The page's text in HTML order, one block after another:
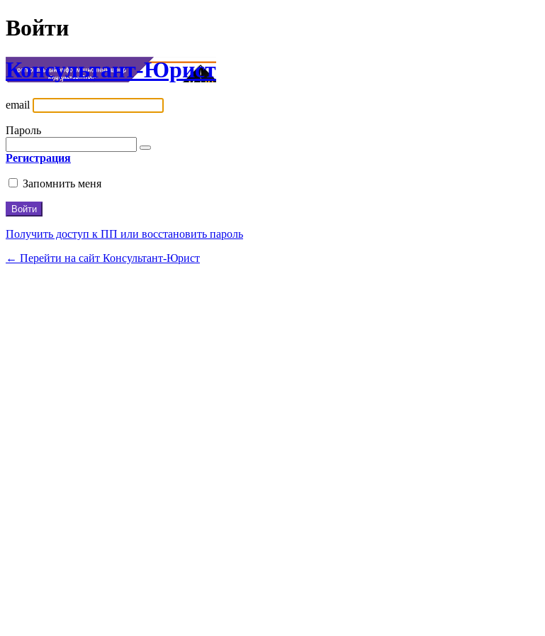
Войти
Консультант-Юрист
email
Пароль
Регистрация
Запомнить меня
Получить доступ к ПП или восстановить пароль
← Перейти на сайт Консультант-Юрист